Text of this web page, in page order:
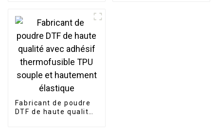
Fabricant de poudre
DTF de haute qualité